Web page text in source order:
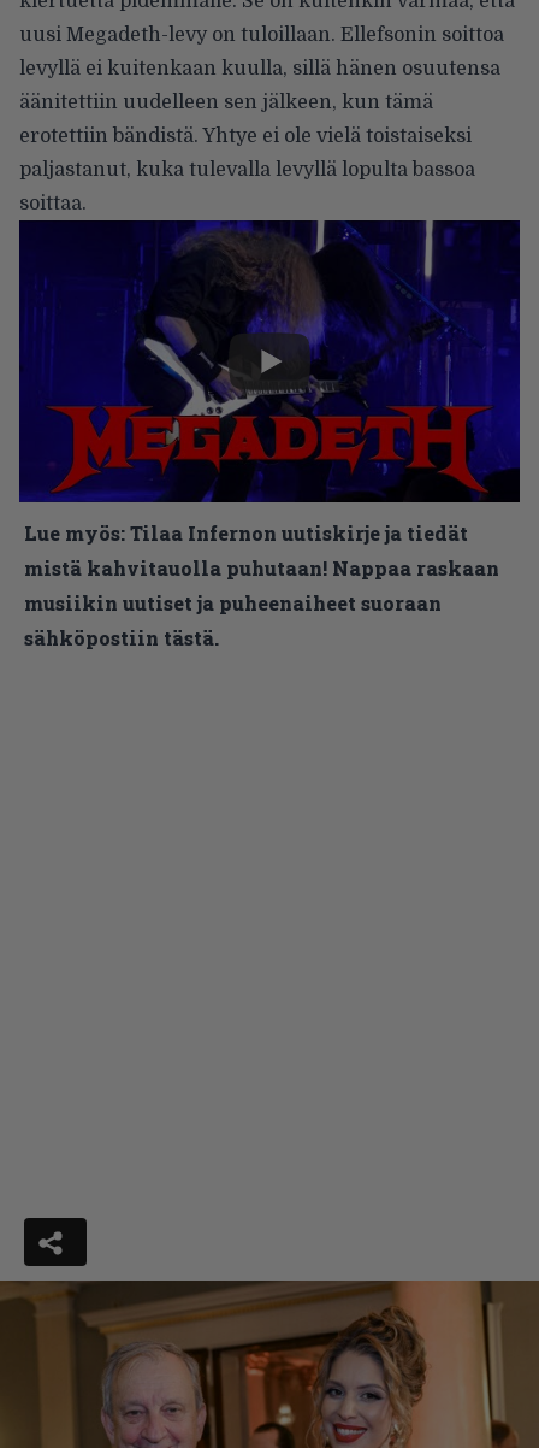
uusi Megadeth-levy on tuloillaan. Ellefsonin soittoa
levyllä ei kuitenkaan kuulla, sillä hänen osuutensa
äänitettiin uudelleen sen jälkeen, kun tämä
erotettiin bändistä. Yhtye ei ole vielä toistaiseksi
paljastanut, kuka tulevalla levyllä lopulta bassoa
soittaa.
Lue myös:Tilaa Infernon uutiskirje ja tiedät
mistä kahvitauolla puhutaan! Nappaa raskaan
musiikin uutiset ja puheenaiheet suoraan
sähköpostiin tästä.